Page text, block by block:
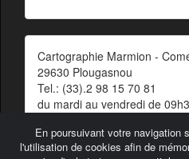
En poursuivant votre navigation
l'utilisation de cookies afin de
Cartographie Marmion -
29630 Plougasnou
Tel.: (33).2 98 15 70 81
du mardi au vendredi de
Contact